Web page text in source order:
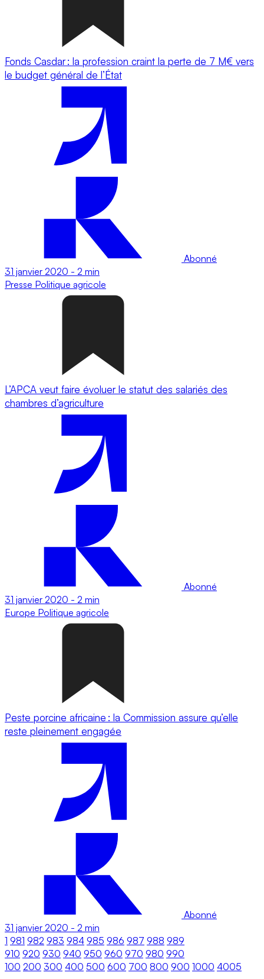
Fonds Casdar : la profession craint la perte de 7 M€ vers
le budget général de l’État
Abonné
31 janvier 2020 - 2 min
Presse Politique agricole
L’APCA veut faire évoluer le statut des salariés des
chambres d’agriculture
Abonné
31 janvier 2020 - 2 min
Europe Politique agricole
Peste porcine africaine : la Commission assure qu’elle
reste pleinement engagée
Abonné
31 janvier 2020 - 2 min
1 981 982 983 984 985 986 987 988 989
910 920 930 940 950 960 970 980 990
100 200 300 400 500 600 700 800 900 1000 4005